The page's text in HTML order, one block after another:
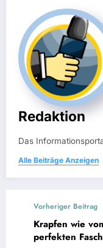
Redaktion
Das
Alle Beiträge Anzeigen
Vorheriger Beitrag
Krapfen wie
perfekten